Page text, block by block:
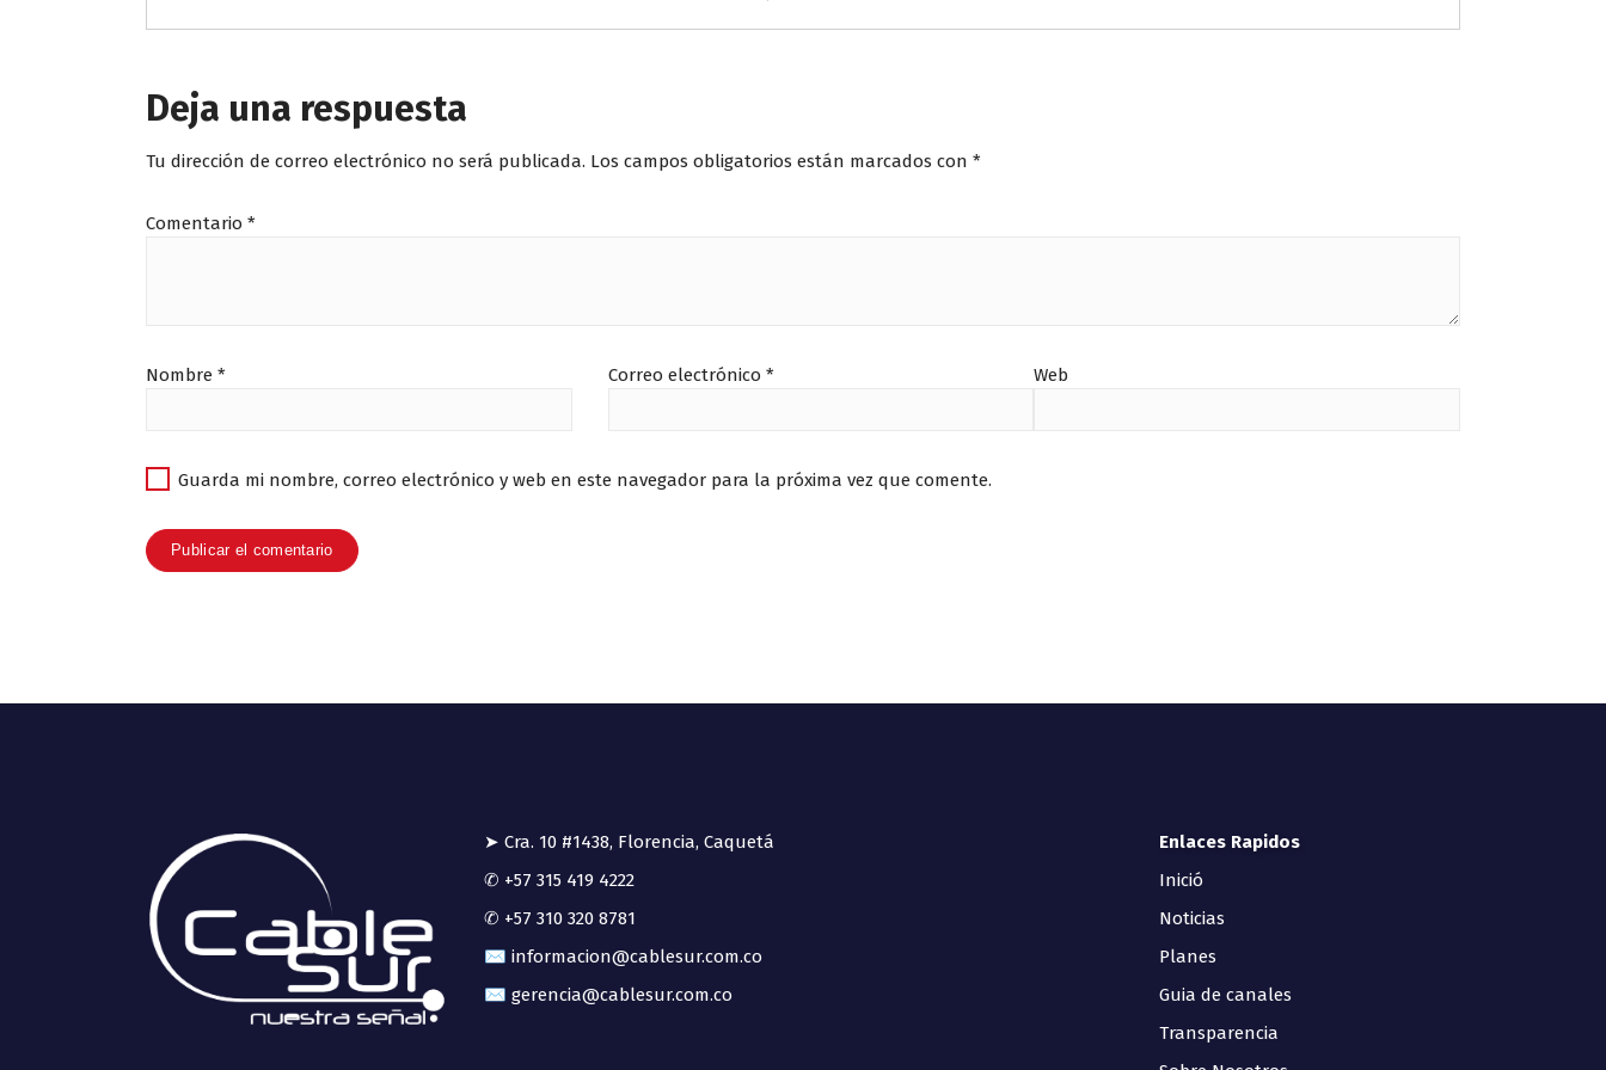
Deja una respuesta
Tu dirección de correo electrónico no será publicada. Los campos obligatorios están marcados con *
Comentario *
Nombre * Correo electrónico * Web
Guarda mi nombre, correo electrónico y web en este navegador para la próxima vez que comente.
➤ Cra. 10 #1438, Florencia, Caquetá
✆ +57 315 419 4222
✆ +57 310 320 8781
✉ informacion@cablesur.com.co
✉ gerencia@cablesur.com.co
Enlaces Rapidos
Inició
Noticias
Planes
Guia de canales
Transparencia